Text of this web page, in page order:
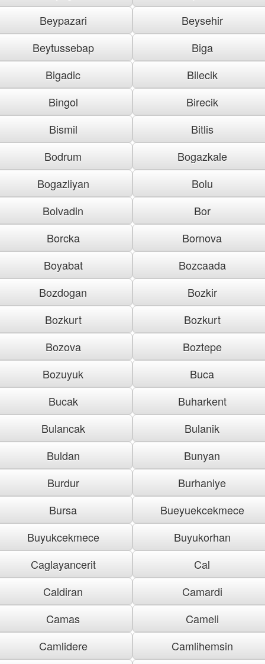
Beypazari
Beysehir
Beytussebap
Biga
Bigadic
Bilecik
Bingol
Birecik
Bismil
Bitlis
Bodrum
Bogazkale
Bogazliyan
Bolu
Bolvadin
Bor
Borcka
Bornova
Boyabat
Bozcaada
Bozdogan
Bozkir
Bozkurt
Bozkurt
Bozova
Boztepe
Bozuyuk
Buca
Bucak
Buharkent
Bulancak
Bulanik
Buldan
Bunyan
Burdur
Burhaniye
Bursa
Bueyuekcekmece
Buyukcekmece
Buyukorhan
Caglayancerit
Cal
Caldiran
Camardi
Camas
Cameli
Camlidere
Camlihemsin